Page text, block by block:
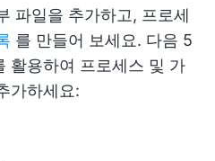
파일을 추가하고, 프로세
를 만들어 보세요. 다음 5
활용하여 프로세스 및 가
가하세요: